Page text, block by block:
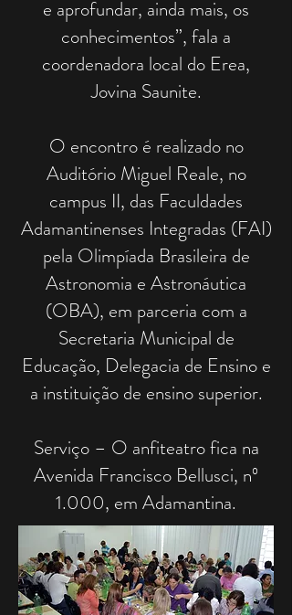
e aprofundar, ainda mais, os
conhecimentos”, fala a
coordenadora local do Erea,
Jovina Saunite.
O encontro é realizado no
Auditório Miguel Reale, no
campus II, das Faculdades
Adamantinenses Integradas (FAI)
pela Olimpíada Brasileira de
Astronomia e Astronáutica
(OBA), em parceria com a
Secretaria Municipal de
Educação, Delegacia de Ensino e
a instituição de ensino superior.
Serviço – O anfiteatro fica na
Avenida Francisco Bellusci, nº
1.000, em Adamantina.